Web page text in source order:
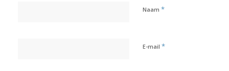
Naam *
E-mail *